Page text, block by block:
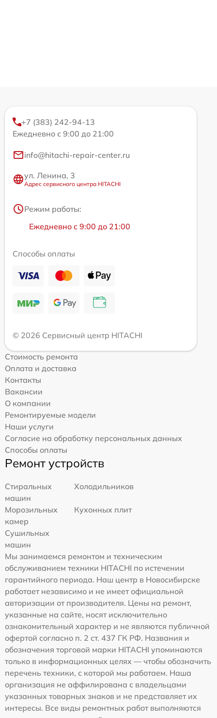
+7 (383) 242-94-13
Ежедневно с 9:00 до 21:00
info@hitachi-repair-center.ru
ул. Ленина, 3
Адрес сервисного центра HITACHI
Режим работы:
Ежедневно с 9:00 до 21:00
Способы оплаты
© 2026 Сервисный центр HITACHI
Стоимость ремонта
Оплата и доставка
Контакты
Вакансии
О компании
Ремонтируемые модели
Наши услуги
Согласие на обработку персональных данных
Способы оплаты
Ремонт устройств
Стиральных
машин
Холодильников
Морозильных
камер
Кухонных плит
Сушильных
машин
Мы занимаемся ремонтом и техническим
обслуживанием техники HITACHI по истечении
гарантийного периода. Наш центр в Новосибирске
работает независимо и не имеет официальной
авторизации от производителя. Цены на ремонт,
указанные на сайте, носят исключительно
ознакомительный характер и не являются публичной
офертой согласно п. 2 ст. 437 ГК РФ. Названия и
обозначения торговой марки HITACHI упоминаются
только в информационных целях — чтобы обозначить
перечень техники, с которой мы работаем. Наша
организация не аффилирована с владельцами
указанных товарных знаков и не представляет их
интересы. Все виды ремонтных работ выполняются